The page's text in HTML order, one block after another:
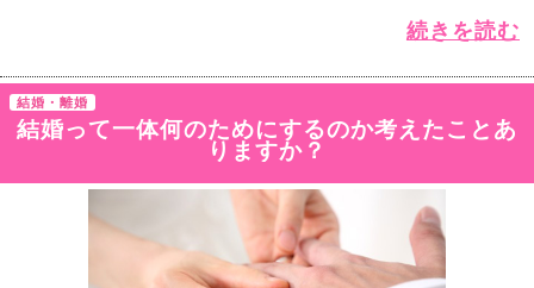
続きを読む
結婚・離婚
結婚って一体何のためにするのか考えたことあ
りますか？